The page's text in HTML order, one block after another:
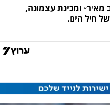
מאיר״ ומכינת עצמונה,
חיל הים.